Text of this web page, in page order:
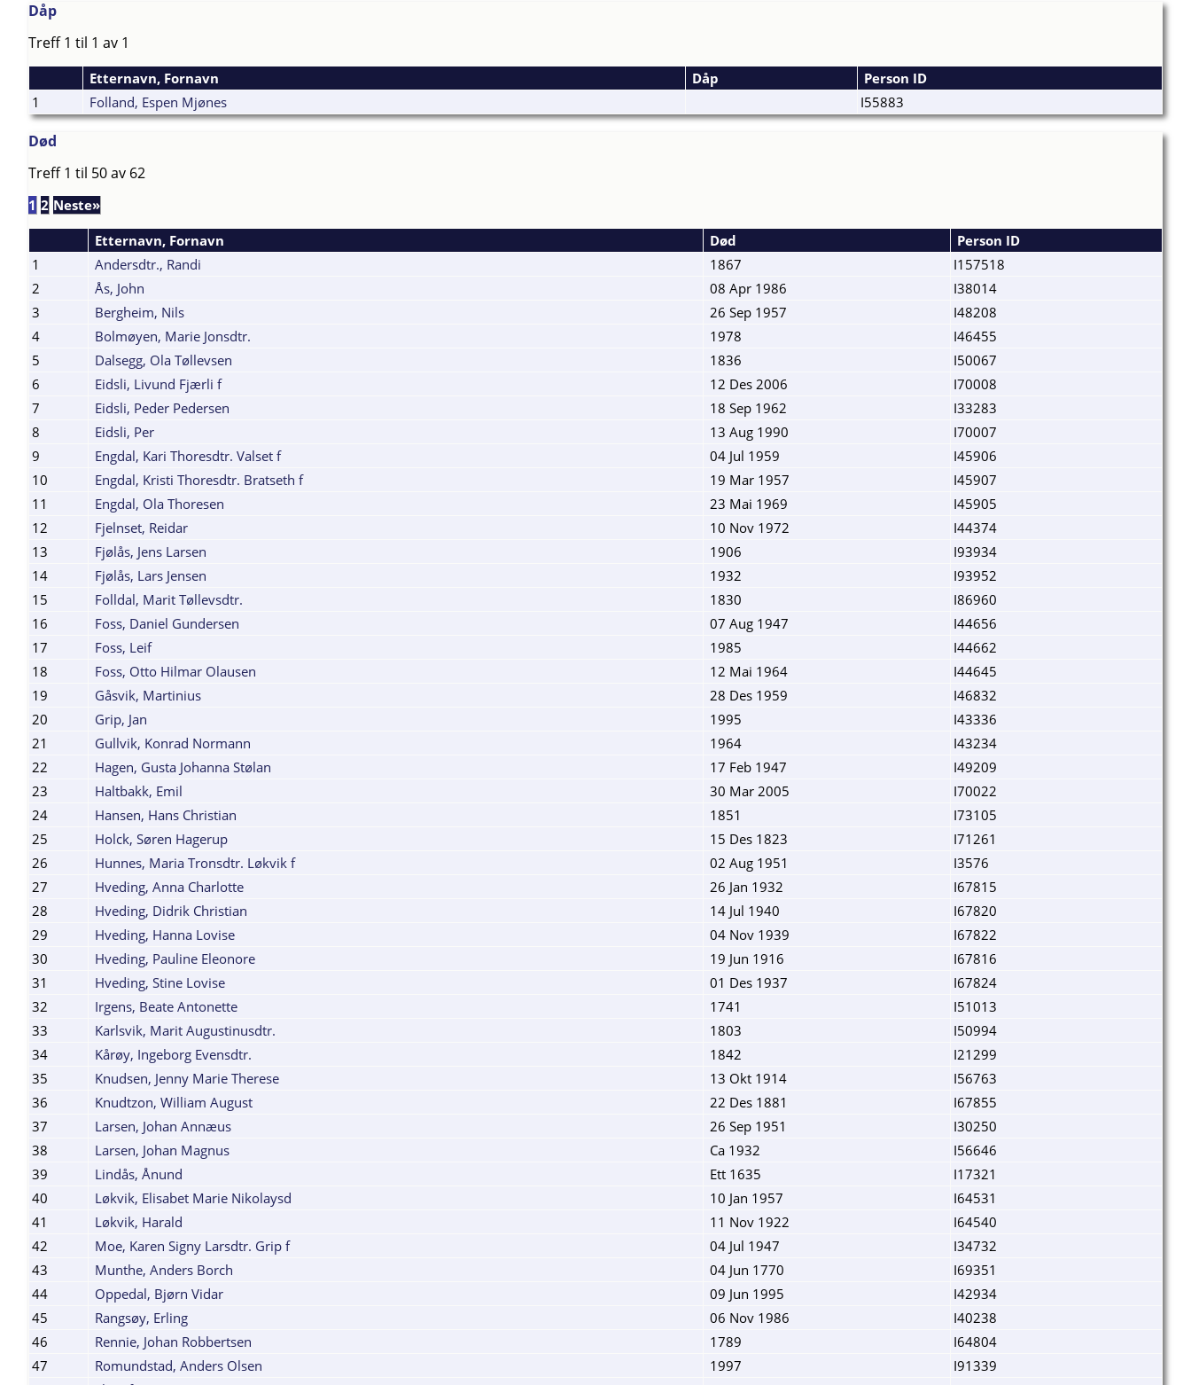
Dåp
Treff 1 til 1 av 1
Etternavn, Fornavn Dåp
Person ID
1
Folland, Espen Mjønes I55883
Død
Treff 1 til 50 av 62
1 2 Neste»
Etternavn, Fornavn
Død
Person ID
1
Andersdtr., Randi 1867
I157518
2
Ås, John 08 Apr 1986
I38014
3
Bergheim, Nils 26 Sep 1957
I48208
4
Bolmøyen, Marie Jonsdtr. 1978
I46455
5
Dalsegg, Ola Tøllevsen 1836
I50067
6
Eidsli, Livund Fjærli f 12 Des 2006
I70008
7
Eidsli, Peder Pedersen 18 Sep 1962
I33283
8
Eidsli, Per 13 Aug 1990
I70007
9
Engdal, Kari Thoresdtr. Valset f 04 Jul 1959
I45906
10
Engdal, Kristi Thoresdtr. Bratseth f 19 Mar 1957
I45907
11
Engdal, Ola Thoresen 23 Mai 1969
I45905
12
Fjelnset, Reidar 10 Nov 1972
I44374
13
Fjølås, Jens Larsen 1906
I93934
14
Fjølås, Lars Jensen 1932
I93952
15
Folldal, Marit Tøllevsdtr. 1830
I86960
16
Foss, Daniel Gundersen 07 Aug 1947
I44656
17
Foss, Leif 1985
I44662
18
Foss, Otto Hilmar Olausen 12 Mai 1964
I44645
19
Gåsvik, Martinius 28 Des 1959
I46832
20
Grip, Jan 1995
I43336
21
Gullvik, Konrad Normann 1964
I43234
22
Hagen, Gusta Johanna Stølan 17 Feb 1947
I49209
23
Haltbakk, Emil 30 Mar 2005
I70022
24
Hansen, Hans Christian 1851
I73105
25
Holck, Søren Hagerup 15 Des 1823
I71261
26
Hunnes, Maria Tronsdtr. Løkvik f 02 Aug 1951
I3576
27
Hveding, Anna Charlotte 26 Jan 1932
I67815
28
Hveding, Didrik Christian 14 Jul 1940
I67820
29
Hveding, Hanna Lovise 04 Nov 1939
I67822
30
Hveding, Pauline Eleonore 19 Jun 1916
I67816
31
Hveding, Stine Lovise 01 Des 1937
I67824
32
Irgens, Beate Antonette 1741
I51013
33
Karlsvik, Marit Augustinusdtr. 1803
I50994
34
Kårøy, Ingeborg Evensdtr. 1842
I21299
35
Knudsen, Jenny Marie Therese 13 Okt 1914
I56763
36
Knudtzon, William August 22 Des 1881
I67855
37
Larsen, Johan Annæus 26 Sep 1951
I30250
38
Larsen, Johan Magnus Ca 1932
I56646
39
Lindås, Ånund Ett 1635
I17321
40
Løkvik, Elisabet Marie Nikolaysd 10 Jan 1957
I64531
41
Løkvik, Harald 11 Nov 1922
I64540
42
Moe, Karen Signy Larsdtr. Grip f 04 Jul 1947
I34732
43
Munthe, Anders Borch 04 Jun 1770
I69351
44
Oppedal, Bjørn Vidar 09 Jun 1995
I42934
45
Rangsøy, Erling 06 Nov 1986
I40238
46
Rennie, Johan Robbertsen 1789
I64804
47
Romundstad, Anders Olsen 1997
I91339